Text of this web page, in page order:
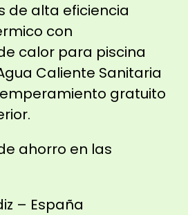
de alta eficiencia
con
calor para piscina
Caliente Sanitaria
gratuito
ahorro en las
– España